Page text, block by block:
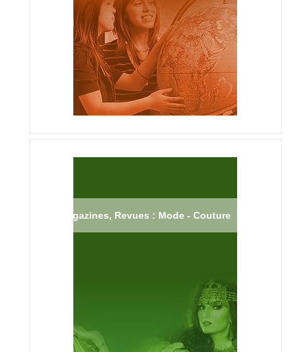
Magazines, Revues : Mode - Couture